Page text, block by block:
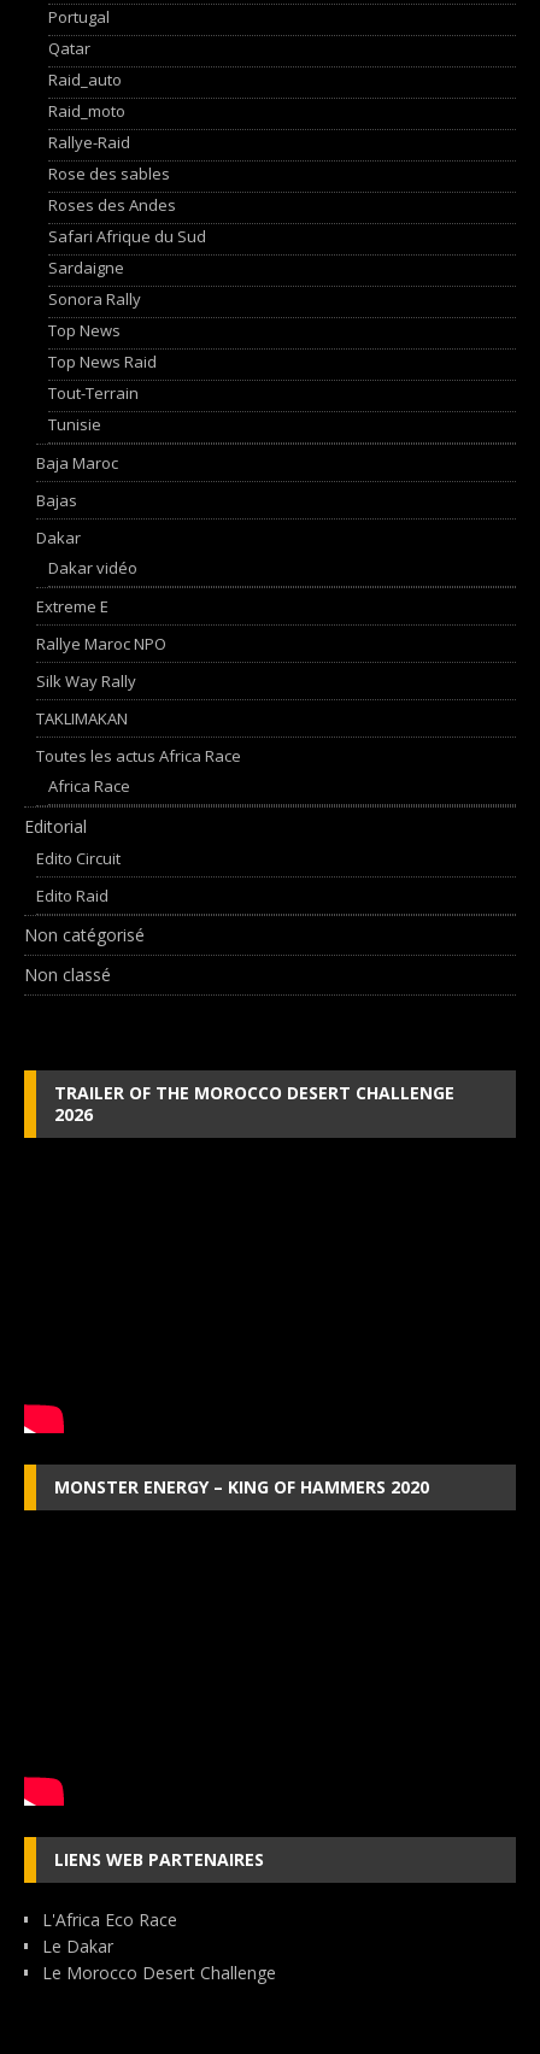
Portugal
Qatar
Raid_auto
Raid_moto
Rallye-Raid
Rose des sables
Roses des Andes
Safari Afrique du Sud
Sardaigne
Sonora Rally
Top News
Top News Raid
Tout-Terrain
Tunisie
Baja Maroc
Bajas
Dakar
Dakar vidéo
Extreme E
Rallye Maroc NPO
Silk Way Rally
TAKLIMAKAN
Toutes les actus Africa Race
Africa Race
Editorial
Edito Circuit
Edito Raid
Non catégorisé
Non classé
TRAILER OF THE MOROCCO DESERT CHALLENGE
2026
MONSTER ENERGY – KING OF HAMMERS 2020
LIENS WEB PARTENAIRES
L'Africa Eco Race
Le Dakar
Le Morocco Desert Challenge